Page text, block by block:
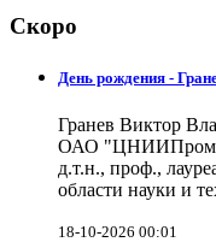
Скоро
День рождения -
Гранев Виктор
ОАО
д.т.н., проф.,
области науки и
18-10-2026 00:01